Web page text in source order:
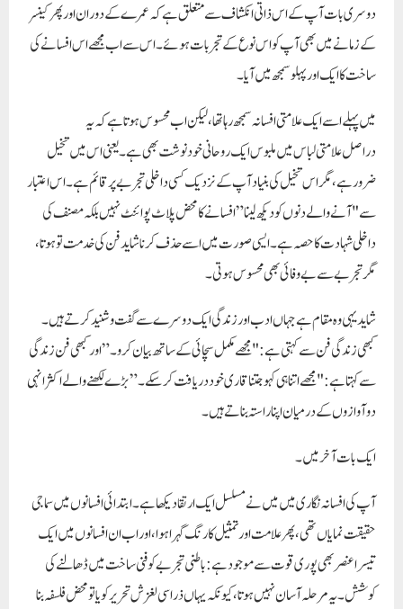
دوسری بات آپ کے اس ذاتی انکشاف سے متعلق ہے کہ عمرے کے دوران اور پھر کینسر
کے زمانے میں بھی آپ کو اس نوع کے تجربات ہوئے۔ اس سے اب مجھے اس افسانے کی
ساخت کا ایک اور پہلو سمجھ میں آیا۔
میں پہلے اسے ایک علامتی افسانہ سمجھ رہا تھا، لیکن اب محسوس ہوتا ہے کہ یہ
دراصلعلامتی لباس میں ملبوس ایک روحانی خودنوشتبھی ہے۔ یعنی اس میں تخیل
ضرور ہے، مگر اس تخیل کی بنیاد آپ کے نزدیک کسی داخلی تجربے پر قائم ہے۔ اس اعتبار
سے "آنے والے دنوں کو دیکھ لینا” افسانے کا محض پلاٹ پوائنٹ نہیں بلکہ مصنف کی
داخلی شہادت کا حصہ ہے۔ ایسی صورت میں اسے حذف کرنا شاید فن کی خدمت تو ہوتا،
مگر تجربے سے بے وفائی بھی محسوس ہوتی۔
شاید یہی وہ مقام ہے جہاں ادب اور زندگی ایک دوسرے سے گفت و شنید کرتے ہیں۔
کبھی زندگی فن سے کہتی ہے: "مجھے مکمل سچائی کے ساتھ بیان کرو۔” اور کبھی فن زندگی
سے کہتا ہے: "مجھے اتنا ہی کہو جتنا قاری خود دریافت کر سکے۔” بڑے لکھنے والے اکثر انہی
دو آوازوں کے درمیان اپنا راستہ بناتے ہیں۔
ایک بات آخر میں۔
آپ کی افسانہ نگاری میں میں نے مسلسل ایک ارتقا دیکھا ہے۔ ابتدائی افسانوں میں سماجی
حقیقت نمایاں تھی، پھر علامت اور تمثیل کا رنگ گہرا ہوا، اور اب ان افسانوں میں ایک
تیسرا عنصر بھی پوری قوت سے موجود ہے:باطنی تجربے کو فنی ساخت میں ڈھالنے کی
کوشش۔ یہ مرحلہ آسان نہیں ہوتا، کیونکہ یہاں ذرا سی لغزش تحریر کو یا تو محض فلسفہ بنا